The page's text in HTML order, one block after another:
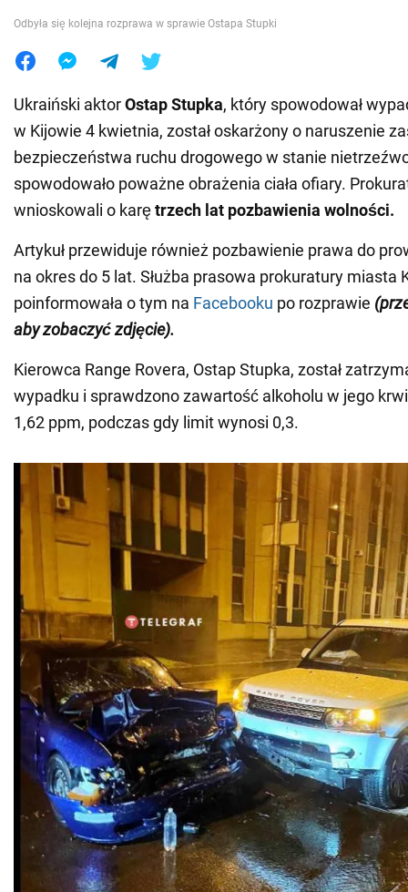
Odbyła się kolejna rozprawa w sprawie Ostapa Stupki
Ukraiński aktorOstap Stupka, który spowodował
w Kijowie 4 kwietnia, został oskarżony o naruszenie
bezpieczeństwa ruchu drogowego w stanie
spowodowało poważne obrażenia ciała ofiary.
wnioskowali o karętrzech lat pozbawienia wolności.
Artykuł przewiduje również pozbawienie prawa do
na okres do 5 lat. Służba prasowa prokuratury miasta
poinformowała o tym na Facebooku po rozprawie
aby zobaczyć zdjęcie).
Kierowca Range Rovera, Ostap Stupka, został
wypadku i sprawdzono zawartość alkoholu w jego
1,62 ppm, podczas gdy limit wynosi 0,3.